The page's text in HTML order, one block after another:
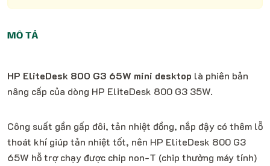
MÔ TẢ
HP EliteDesk 800 G3 65W mini desktop là phiên bản
nâng cấp của dòng HP EliteDesk 800 G3 35W.
Công suất gần gấp đôi, tản nhiệt đồng, nắp đậy có thêm lỗ
thoát khí giúp tản nhiệt tốt, nên HP EliteDesk 800 G3
65W hỗ trợ chạy được chip non-T (chip thường máy tính)